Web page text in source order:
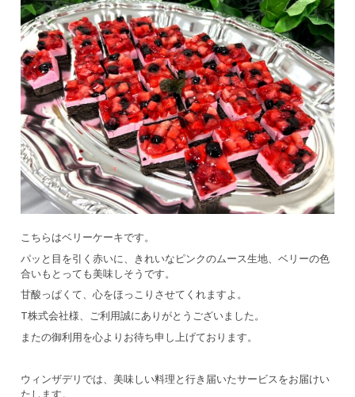
こちらはベリーケーキです。
パッと目を引く赤いに、きれいなピンクのムース生地、ベリーの色
合いもとっても美味しそうです。
甘酸っぱくて、心をほっこりさせてくれますよ。
T株式会社様、ご利用誠にありがとうございました。
またの御利用を心よりお待ち申し上げております。
ウィンザデリでは、美味しい料理と行き届いたサービスをお届けい
たします。